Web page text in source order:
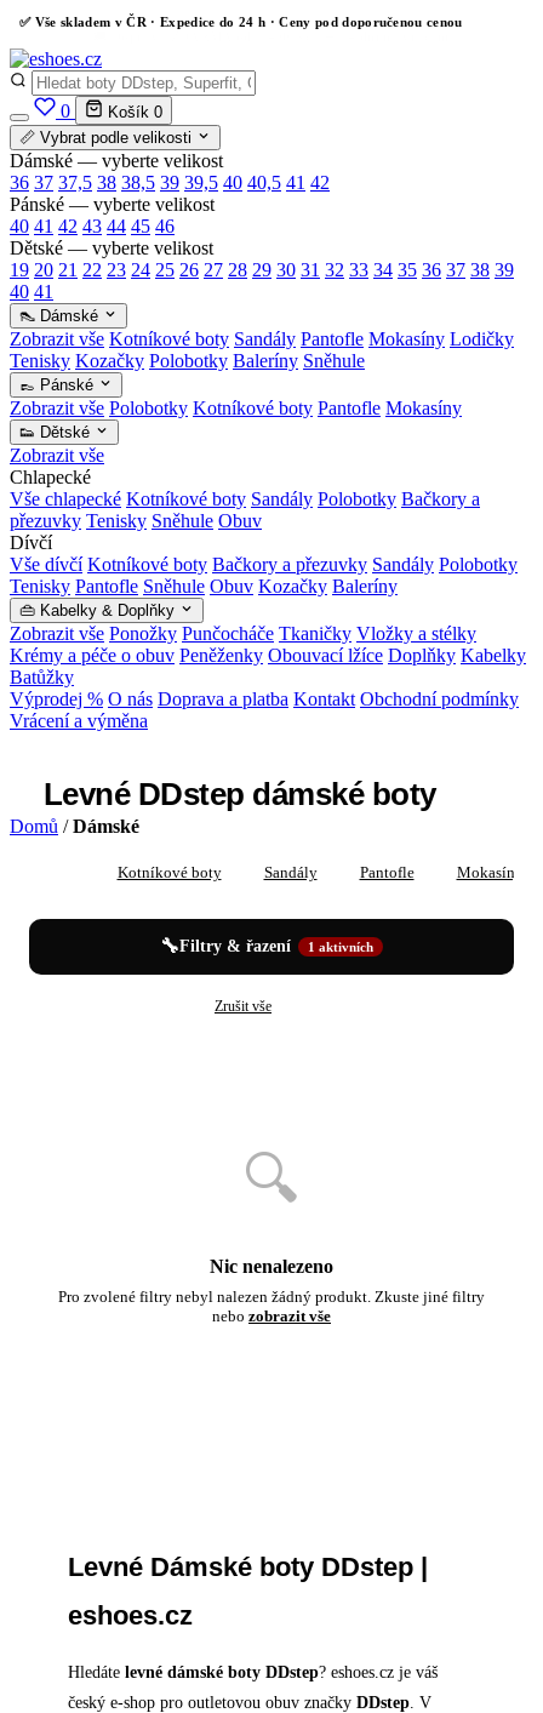
✅ Vše skladem v ČR · Expedice do 24 h · Ceny pod doporučenou cenou
0 Košík 0
📏 Vybrat podle velikosti
Dámské — vyberte velikost
36 37 37,5 38 38,5 39 39,5 40 40,5 41 42
Pánské — vyberte velikost
40 41 42 43 44 45 46
Dětské — vyberte velikost
19 20 21 22 23 24 25 26 27 28 29 30 31 32 33 34 35 36 37 38 39
40 41
👠 Dámské
Zobrazit vše Kotníkové boty Sandály Pantofle Mokasíny Lodičky
Tenisky Kozačky Polobotky Baleríny Sněhule
👞 Pánské
Zobrazit vše Polobotky Kotníkové boty Pantofle Mokasíny
👟 Dětské
Zobrazit vše
Chlapecké
Vše chlapecké Kotníkové boty Sandály Polobotky Bačkory a
přezuvky Tenisky Sněhule Obuv
Dívčí
Vše dívčí Kotníkové boty Bačkory a přezuvky Sandály Polobotky
Tenisky Pantofle Sněhule Obuv Kozačky Baleríny
👜 Kabelky & Doplňky
Zobrazit vše Ponožky Punčocháče Tkaničky Vložky a stélky
Krémy a péče o obuv Peněženky Obouvací lžíce Doplňky Kabelky
Batůžky
Výprodej % O nás Doprava a platba Kontakt Obchodní podmínky
Vrácení a výměna
Levné DDstep dámské boty
Domů / Dámské
Kotníkové boty Sandály Pantofle Mokasíny
🔧Filtry & řazení 1 aktivních
Zrušit vše
🔍
Nic nenalezeno
Pro zvolené filtry nebyl nalezen žádný produkt. Zkuste jiné filtry
nebo zobrazit vše
Levné Dámské boty DDstep |
eshoes.cz
Hledáte levné dámské boty DDstep? eshoes.cz je váš
český e-shop pro outletovou obuv značky DDstep . V